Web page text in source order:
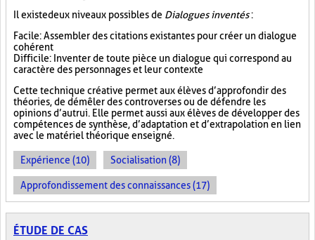
Il existe deux niveaux possibles de Dialogues inventés:
Facile : Assembler des citations existantes pour créer un dialogue
cohérent
Difficile : Inventer de toute pièce un dialogue qui correspond au
caractère des personnages et leur contexte
Cette technique créative permet aux élèves d’approfondir des
théories, de démêler des controverses ou de défendre les
opinions d’autrui. Elle permet aussi aux élèves de développer des
compétences de synthèse, d’adaptation et d’extrapolation en lien
avec le matériel théorique enseigné.
Expérience (10) Socialisation (8)
Approfondissement des connaissances (17)
ÉTUDE DE CAS